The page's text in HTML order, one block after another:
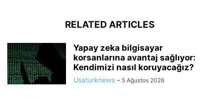
RELATED ARTICLES
Yapay zeka bilgisayar
korsanlarına avantaj sağlıyor:
Kendimizi nasıl koruyacağız?
Usaturknews - 5 Ağustos 2026